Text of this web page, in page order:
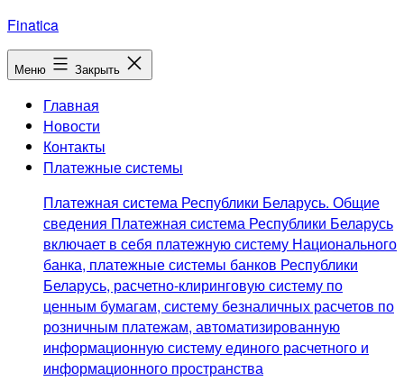
Перейти
к
содержимому
Finatica
Меню Закрыть
Главная
Новости
Контакты
Платежные системы
Платежная система Республики Беларусь. Общие
сведения Платежная система Республики Беларусь
включает в себя платежную систему Национального
банка, платежные системы банков Республики
Беларусь, расчетно-клиринговую систему по
ценным бумагам, систему безналичных расчетов по
розничным платежам, автоматизированную
информационную систему единого расчетного и
информационного пространства